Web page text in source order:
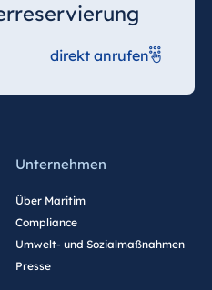
direkt anrufen
Unternehmen
Über Maritim
Compliance
Umwelt- und Sozialmaßnahmen
Presse